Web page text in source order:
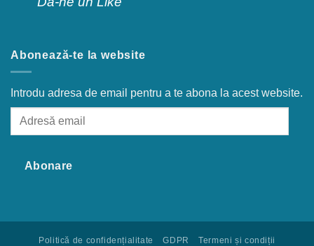
Abonează-te la website
Introdu adresa de email pentru a te abona la acest website.
Adresă
Abonare
Politică de confidențialitate GDPR Termeni și condiții